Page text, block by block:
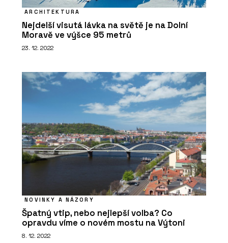
ARCHITEKTURA
Nejdelší visutá lávka na světě je na Dolní
Moravě ve výšce 95 metrů
23. 12. 2022
NOVINKY A NÁZORY
Špatný vtip, nebo nejlepší volba? Co
opravdu víme o novém mostu na Výtoni
8. 12. 2022